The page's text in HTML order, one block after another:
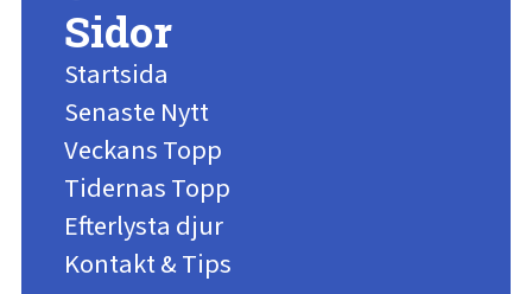
Sidor
Startsida
Senaste Nytt
Veckans Topp
Tidernas Topp
Efterlysta djur
Kontakt & Tips